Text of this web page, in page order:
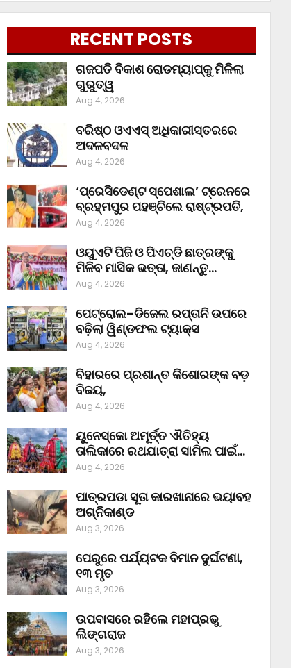
RECENT POSTS
ଗଜପତି ବିକାଶ ରୋଡମ୍ୟାପ୍‌କୁ ମିଳିଲା
ଗୁରୁତ୍ୱ
Aug 4, 2026
ବରିଷ୍ଠ ଓଏଏସ୍‌ ଅଧିକାରୀସ୍ତରରେ
ଅଦଳବଦଳ
Aug 4, 2026
‘ପ୍ରେସିଡେଣ୍ଟ ସ୍ପେଶାଲ’ ଟ୍ରେନରେ
ବ୍ରହ୍ମପୁର ପହଞ୍ଚିଲେ ରାଷ୍ଟ୍ରପତି,
Aug 4, 2026
ଓୟୁଏଟି ପିଜି ଓ ପିଏଚ୍‌ଡି ଛାତ୍ରଙ୍କୁ
ମିଳିବ ମାସିକ ଭତ୍ତା, ଜାଣନ୍ତୁ…
Aug 4, 2026
ପେଟ୍ରୋଲ-ଡିଜେଲ ରପ୍ତାନି ଉପରେ
ବଢ଼ିଲା ୱିଣ୍ଡଫଲ ଟ୍ୟାକ୍ସ
Aug 4, 2026
ବିହାରରେ ପ୍ରଶାନ୍ତ କିଶୋରଙ୍କ ବଡ଼
ବିଜୟ,
Aug 4, 2026
ୟୁନେସ୍କୋ ଅମୂର୍ତ୍ତ ଐତିହ୍ୟ
ତାଲିକାରେ ରଥଯାତ୍ରା ସାମିଲ ପାଇଁ…
Aug 4, 2026
ପାତ୍ରପଡା ସୂତା କାରଖାନାରେ ଭୟାବହ
ଅଗ୍ନିକାଣ୍ଡ
Aug 3, 2026
ପେରୁରେ ପର୍ଯ୍ୟଟକ ବିମାନ ଦୁର୍ଘଟଣା,
୧୩ ମୃତ
Aug 3, 2026
ଉପବାସରେ ରହିଲେ ମହାପ୍ରଭୁ
ଲିଙ୍ଗରାଜ
Aug 3, 2026